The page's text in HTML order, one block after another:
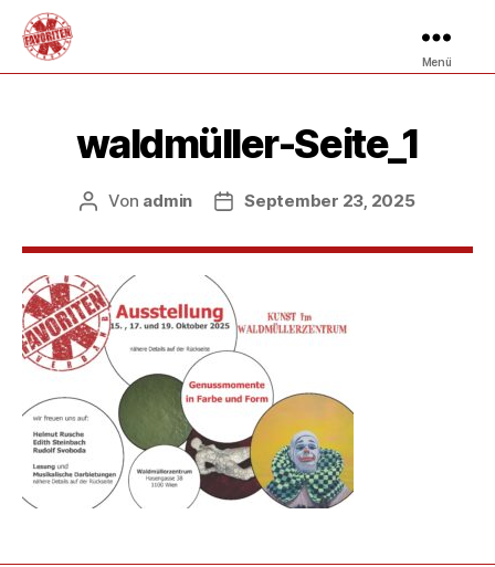
Menü
waldmüller-Seite_1
Beitragsautor
Von admin Veröffentlichungsdatum
September 23, 2025